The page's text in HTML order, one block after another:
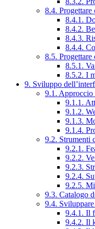
8.4. Progettare
8.4.1.
8.4.2.
8.4.3.
8.4.4.
8.5.
8.5.1.
8.5.2. I
9. Sviluppo
9.1.
9.1.1.
9.1.2.
9.1.3.
9.1.4.
9.2. Strumenti
9.2.1.
9.2.2.
9.2.3.
9.2.4.
9.2.5.
9.3. Catalogo
9.4.
9.4.1. Il
9.4.2. Il